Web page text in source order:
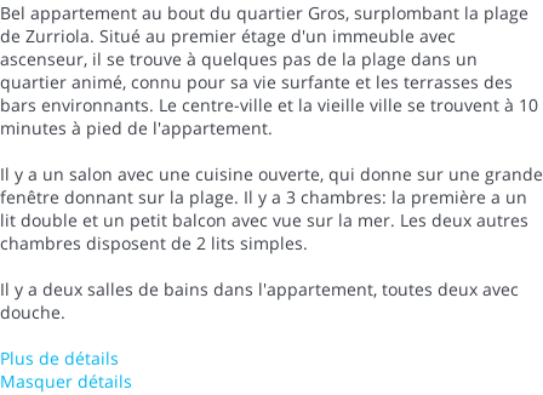
Bel appartement au bout du quartier Gros, surplombant la plage
de Zurriola. Situé au premier étage d'un immeuble avec
ascenseur, il se trouve à quelques pas de la plage dans un
quartier animé, connu pour sa vie surfante et les terrasses des
bars environnants. Le centre-ville et la vieille ville se trouvent à 10
minutes à pied de l'appartement.
Il y a un salon avec une cuisine ouverte, qui donne sur une grande
fenêtre donnant sur la plage. Il y a 3 chambres: la première a un
lit double et un petit balcon avec vue sur la mer. Les deux autres
chambres disposent de 2 lits simples.
Il y a deux salles de bains dans l'appartement, toutes deux avec
douche.
Plus de détails
Masquer détails